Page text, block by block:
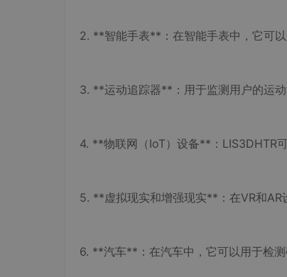
2. **智能手表**：在智能手表中，它可
3. **运动追踪器**：用于监测用户的运
4. **物联网（IoT）设备**：LIS3DHTR
5. **虚拟现实和增强现实**：在VR和AR
6. **汽车**：在汽车中，它可以用于检测